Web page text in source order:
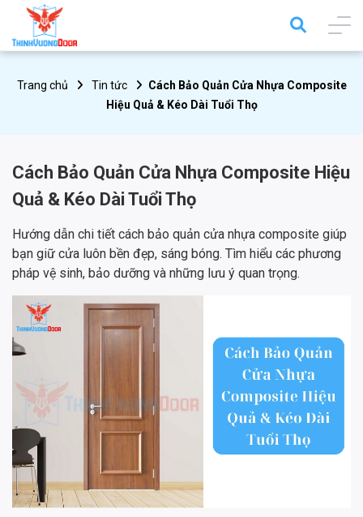
Trang chủ Tin tức
Cách Bảo Quản Cửa Nhựa Composite
Hiệu Quả & Kéo Dài Tuổi Thọ
Cách Bảo Quản Cửa Nhựa Composite Hiệu
Quả & Kéo Dài Tuổi Thọ
Hướng dẫn chi tiết cách bảo quản cửa nhựa composite giúp
bạn giữ cửa luôn bền đẹp, sáng bóng. Tìm hiểu các phương
pháp vệ sinh, bảo dưỡng và những lưu ý quan trọng.